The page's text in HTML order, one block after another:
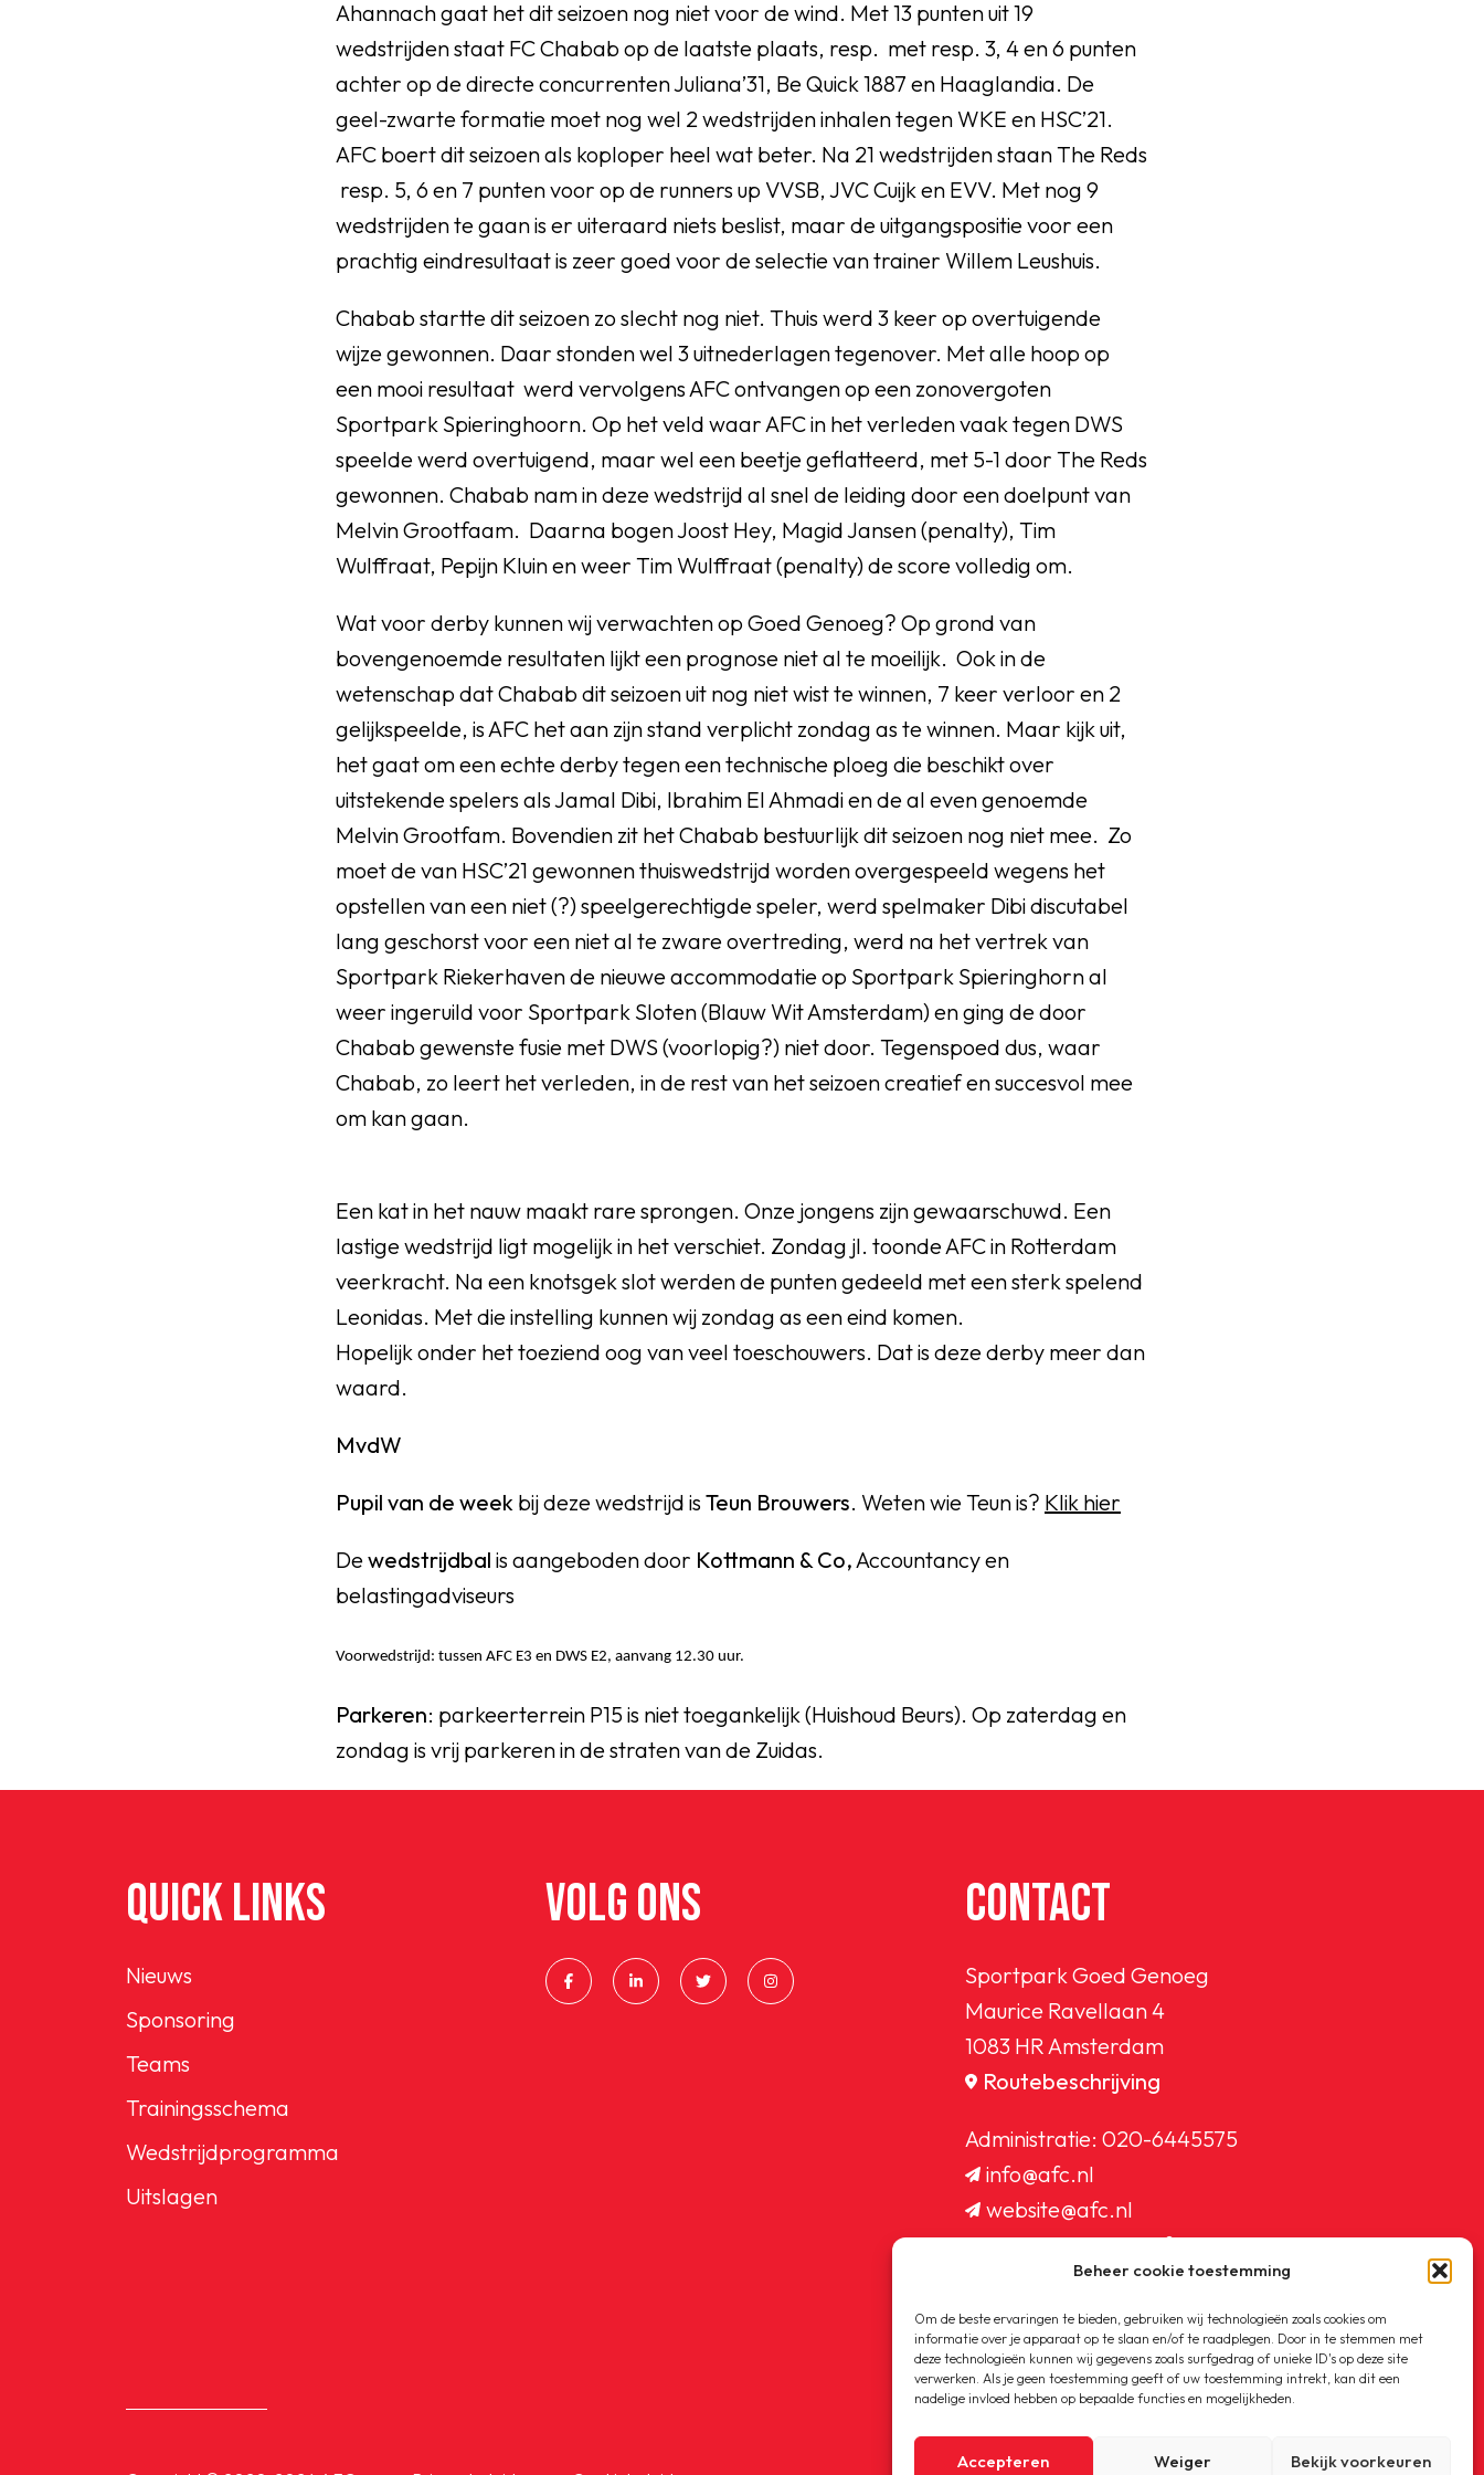
Beheer cookie toestemming
Om de beste ervaringen te bieden, gebruiken wij technologieën zoals cookies om
informatie over je apparaat op te slaan en/of te raadplegen. Door in te stemmen met
deze technologieën kunnen wij gegevens zoals surfgedrag of unieke ID's op deze site
verwerken. Als je geen toestemming geeft of uw toestemming intrekt, kan dit een
nadelige invloed hebben op bepaalde functies en mogelijkheden.
Accepteren Weiger Bekijk voorkeuren
Ahannach gaat het dit seizoen nog niet voor de wind. Met 13 punten uit 19
wedstrijden staat FC Chabab op de laatste plaats, resp. met resp. 3, 4 en 6 punten
achter op de directe concurrenten Juliana’31, Be Quick 1887 en Haaglandia. De
geel-zwarte formatie moet nog wel 2 wedstrijden inhalen tegen WKE en HSC’21.
AFC boert dit seizoen als koploper heel wat beter. Na 21 wedstrijden staan The Reds
resp. 5, 6 en 7 punten voor op de runners up VVSB, JVC Cuijk en EVV. Met nog 9
wedstrijden te gaan is er uiteraard niets beslist, maar de uitgangspositie voor een
prachtig eindresultaat is zeer goed voor de selectie van trainer Willem Leushuis.
Chabab startte dit seizoen zo slecht nog niet. Thuis werd 3 keer op overtuigende
wijze gewonnen. Daar stonden wel 3 uitnederlagen tegenover. Met alle hoop op
een mooi resultaat werd vervolgens AFC ontvangen op een zonovergoten
Sportpark Spieringhoorn. Op het veld waar AFC in het verleden vaak tegen DWS
speelde werd overtuigend, maar wel een beetje geflatteerd, met 5-1 door The Reds
gewonnen. Chabab nam in deze wedstrijd al snel de leiding door een doelpunt van
Melvin Grootfaam. Daarna bogen Joost Hey, Magid Jansen (penalty), Tim
Wulffraat, Pepijn Kluin en weer Tim Wulffraat (penalty) de score volledig om.
Wat voor derby kunnen wij verwachten op Goed Genoeg? Op grond van
bovengenoemde resultaten lijkt een prognose niet al te moeilijk. Ook in de
wetenschap dat Chabab dit seizoen uit nog niet wist te winnen, 7 keer verloor en 2
gelijkspeelde, is AFC het aan zijn stand verplicht zondag as te winnen. Maar kijk uit,
het gaat om een echte derby tegen een technische ploeg die beschikt over
uitstekende spelers als Jamal Dibi, Ibrahim El Ahmadi en de al even genoemde
Melvin Grootfam. Bovendien zit het Chabab bestuurlijk dit seizoen nog niet mee. Zo
moet de van HSC’21 gewonnen thuiswedstrijd worden overgespeeld wegens het
opstellen van een niet (?) speelgerechtigde speler, werd spelmaker Dibi discutabel
lang geschorst voor een niet al te zware overtreding, werd na het vertrek van
Sportpark Riekerhaven de nieuwe accommodatie op Sportpark Spieringhorn al
weer ingeruild voor Sportpark Sloten (Blauw Wit Amsterdam) en ging de door
Chabab gewenste fusie met DWS (voorlopig?) niet door. Tegenspoed dus, waar
Chabab, zo leert het verleden, in de rest van het seizoen creatief en succesvol mee
om kan gaan.
Een kat in het nauw maakt rare sprongen. Onze jongens zijn gewaarschuwd. Een
lastige wedstrijd ligt mogelijk in het verschiet. Zondag jl. toonde AFC in Rotterdam
veerkracht. Na een knotsgek slot werden de punten gedeeld met een sterk spelend
Leonidas. Met die instelling kunnen wij zondag as een eind komen.
Hopelijk onder het toeziend oog van veel toeschouwers. Dat is deze derby meer dan
waard.
MvdW
Pupil van de week bij deze wedstrijd is Teun Brouwers. Weten wie Teun is? Klik hier
Dewedstrijdbal is aangeboden door Kottmann & Co,Accountancy en
belastingadviseurs
Voorwedstrijd: tussen AFC E3 en DWS E2, aanvang 12.30 uur.
Parkeren: parkeerterrein P15 is niet toegankelijk (Huishoud Beurs). Op zaterdag en
zondag is vrij parkeren in de straten van de Zuidas.
QUICK LINKS
Nieuws
Sponsoring
Teams
Trainingsschema
Wedstrijdprogramma
Uitslagen
VOLG ONS CONTACT
Sportpark Goed Genoeg
Maurice Ravellaan 4
1083 HR Amsterdam
Routebeschrijving
Administratie: 020-6445575
info@afc.nl
website@afc.nl
wedstrijdzaken@afc.nl
ledenadministratie@afc.nl